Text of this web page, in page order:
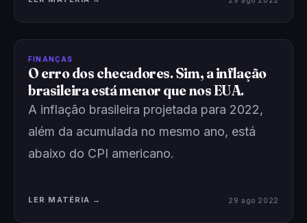
FINANÇAS
O erro dos checadores. Sim, a inflação
brasileira está menor que nos EUA.
A inflação brasileira projetada para 2022,
além da acumulada no mesmo ano, está
abaixo do CPI americano.
LER MATÉRIA → 29 ago 2022